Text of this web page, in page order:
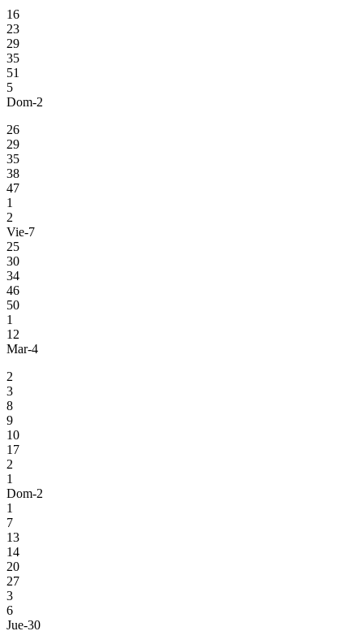
16
23
29
35
51
5
Dom-2
26
29
35
38
47
1
2
Vie-7
25
30
34
46
50
1
12
Mar-4
2
3
8
9
10
17
2
1
Dom-2
1
7
13
14
20
27
3
6
Jue-30